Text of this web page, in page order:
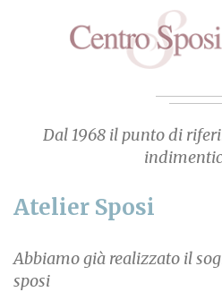
Dal 1968 il punto di
Atelier Sposi
Abbiamo già realizzato il
sposi